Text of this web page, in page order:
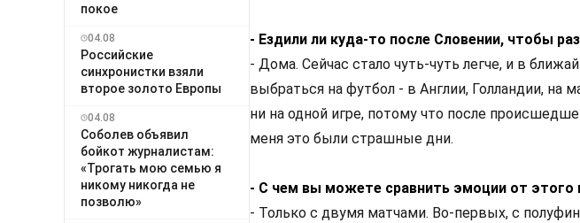
покое
04.08
Российские
синхронистки взяли
второе золото Европы
04.08
Соболев объявил
бойкот журналистам:
«Трогать мою семью я
никому никогда не
позволю»
- Ездили ли куда-то после Словении, чтобы
- Дома. Сейчас стало чуть-чуть легче, и в
выбраться на футбол - в Англии, Голландии, на
ни на одной игре, потому что после
меня это были страшные дни.
- С чем вы можете сравнить эмоции от этого
- Только с двумя матчами. Во-первых, с